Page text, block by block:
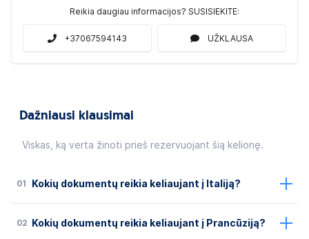
Reikia daugiau informacijos? SUSISIEKITE:
+37067594143 UŽKLAUSA
Dažniausi klausimai
Viskas, ką verta žinoti prieš rezervuojant šią kelionę.
01 Kokių dokumentų reikia keliaujant į Italiją?
02 Kokių dokumentų reikia keliaujant į Prancūziją?